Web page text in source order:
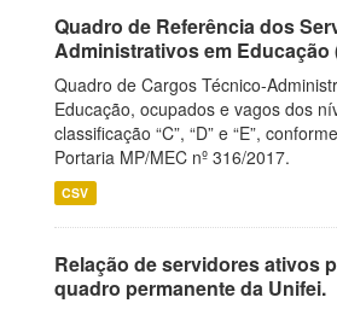
Quadro de Referência dos
Administrativos em Educação
Quadro de Cargos Técnico-
Educação, ocupados e vagos dos
classificação “C”, “D” e “E”,
Portaria MP/MEC nº 316/2017.
CSV
Relação de servidores ativos
quadro permanente da Unifei.